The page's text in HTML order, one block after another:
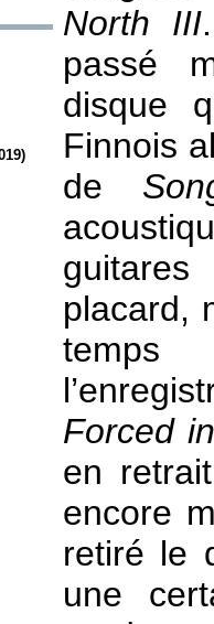
North III
passé
disque
Finnois
de
placard,
Forced
en
encore
retiré le
une